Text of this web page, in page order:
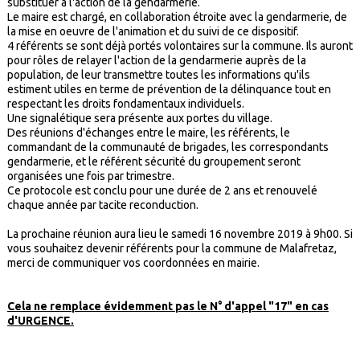
substituer à l'action de la gendarmerie.
Le maire est chargé, en collaboration étroite avec la gendarmerie, de
la mise en oeuvre de l'animation et du suivi de ce dispositif.
4 référents se sont déjà portés volontaires sur la commune. Ils auront
pour rôles de relayer l'action de la gendarmerie auprès de la
population, de leur transmettre toutes les informations qu'ils
estiment utiles en terme de prévention de la délinquance tout en
respectant les droits fondamentaux individuels.
Une signalétique sera présente aux portes du village.
Des réunions d'échanges entre le maire, les référents, le
commandant de la communauté de brigades, les correspondants
gendarmerie, et le référent sécurité du groupement seront
organisées une fois par trimestre.
Ce protocole est conclu pour une durée de 2 ans et renouvelé
chaque année par tacite reconduction.
La prochaine réunion aura lieu le samedi 16 novembre 2019 à 9h00. Si
vous souhaitez devenir référents pour la commune de Malafretaz,
merci de communiquer vos coordonnées en mairie.
Cela ne remplace évidemment pas le N° d'appel "17" en cas
d'URGENCE.